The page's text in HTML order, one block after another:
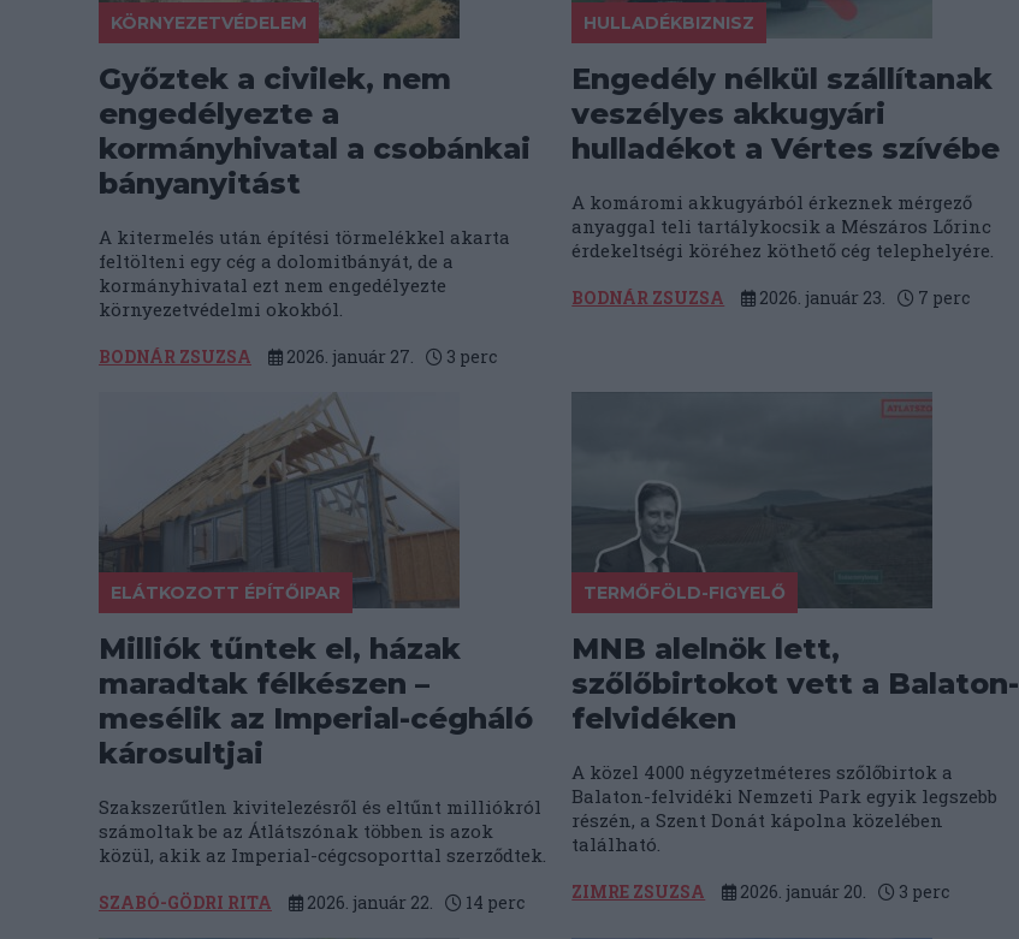
KÖRNYEZETVÉDELEM
Győztek a civilek, nem
engedélyezte a
kormányhivatal a csobánkai
bányanyitást
A kitermelés után építési törmelékkel akarta
feltölteni egy cég a dolomitbányát, de a
kormányhivatal ezt nem engedélyezte
környezetvédelmi okokból.
BODNÁR ZSUZSA 2026. január 27. 3 perc
HULLADÉKBIZNISZ
Engedély nélkül szállítanak
veszélyes akkugyári
hulladékot a Vértes szívébe
A komáromi akkugyárból érkeznek mérgező
anyaggal teli tartálykocsik a Mészáros Lőrinc
érdekeltségi köréhez köthető cég telephelyére.
BODNÁR ZSUZSA 2026. január 23. 7 perc
ELÁTKOZOTT ÉPÍTŐIPAR
Milliók tűntek el, házak
maradtak félkészen –
mesélik az Imperial-cégháló
károsultjai
Szakszerűtlen kivitelezésről és eltűnt milliókról
számoltak be az Átlátszónak többen is azok
közül, akik az Imperial-cégcsoporttal szerződtek.
SZABÓ-GÖDRI RITA 2026. január 22. 14 perc
TERMŐFÖLD-FIGYELŐ
MNB alelnök lett,
szőlőbirtokot vett a Balaton-
felvidéken
A közel 4000 négyzetméteres szőlőbirtok a
Balaton-felvidéki Nemzeti Park egyik legszebb
részén, a Szent Donát kápolna közelében
található.
ZIMRE ZSUZSA 2026. január 20. 3 perc